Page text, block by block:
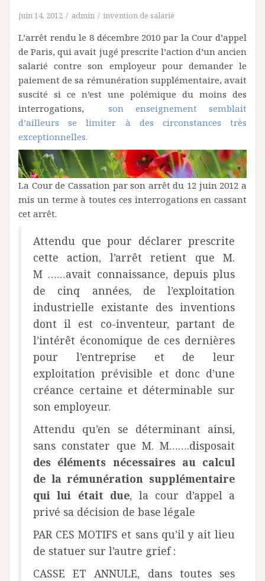
juin 14, 2012 admin invention de salarié
L’arrêt rendu le 8 décembre 2010 par la Cour d’appel
de Paris, qui avait jugé prescrite l’action d’un ancien
salarié contre son employeur pour demander le
paiement de sa rémunération supplémentaire, avait
suscité si ce n’est une polémique du moins des
interrogations, son enseignement semblait
d’ailleurs se limiter à des circonstances très
exceptionnelles.
La Cour de Cassation par son arrêt du 12 juin 2012 a
mis un terme à toutes ces interrogations en cassant
cet arrêt.
Attendu que pour déclarer prescrite
cette action, l’arrêt retient que M.
M ……avait connaissance, depuis plus
de cinq années, de l’exploitation
industrielle existante des inventions
dont il est co-inventeur, partant de
l’intérêt économique de ces dernières
pour l’entreprise et de leur
exploitation prévisible et donc d’une
créance certaine et déterminable sur
son employeur.
Attendu qu’en se déterminant ainsi,
sans constater que M. M…….disposait
des éléments nécessaires au calcul
de la rémunération supplémentaire
qui lui était due, la cour d’appel a
privé sa décision de base légale
PAR CES MOTIFS et sans qu’il y ait lieu
de statuer sur l’autre grief :
CASSE ET ANNULE, dans toutes ses